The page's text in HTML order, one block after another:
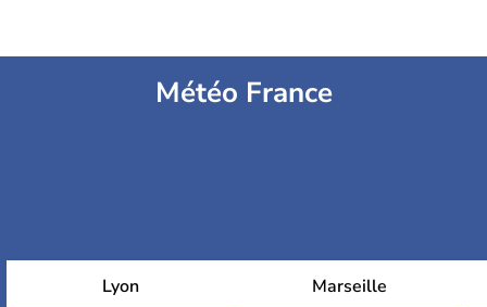
Météo France
Lyon Marseille